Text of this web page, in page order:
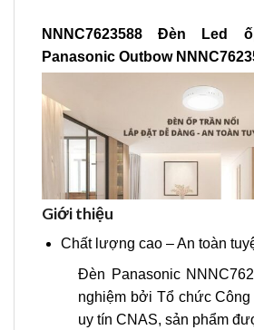
NNNC7623588 Đèn Led
Panasonic Outbow
Giới thiệu
Chất lượng cao – An toàn
Đèn Panasonic
nghiệm bởi Tổ chức
uy tín CNAS, sản phẩm